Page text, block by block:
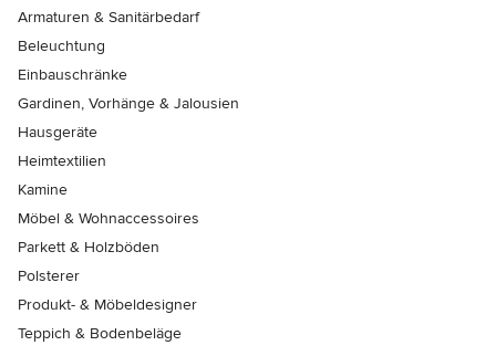
Armaturen & Sanitärbedarf
Beleuchtung
Einbauschränke
Gardinen, Vorhänge & Jalousien
Hausgeräte
Heimtextilien
Kamine
Möbel & Wohnaccessoires
Parkett & Holzböden
Polsterer
Produkt- & Möbeldesigner
Teppich & Bodenbeläge